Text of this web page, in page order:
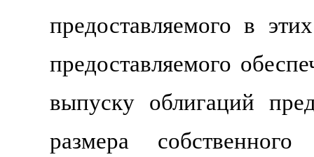
предоставляемого в
предоставляемого
выпуску облигаций
размера